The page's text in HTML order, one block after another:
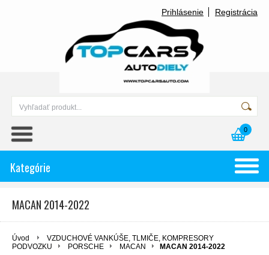
Prihlásenie Registrácia
0
Kategórie
MACAN 2014-2022
Úvod
VZDUCHOVÉ VANKÚŠE, TLMIČE, KOMPRESORY
PODVOZKU
PORSCHE MACAN MACAN 2014-2022